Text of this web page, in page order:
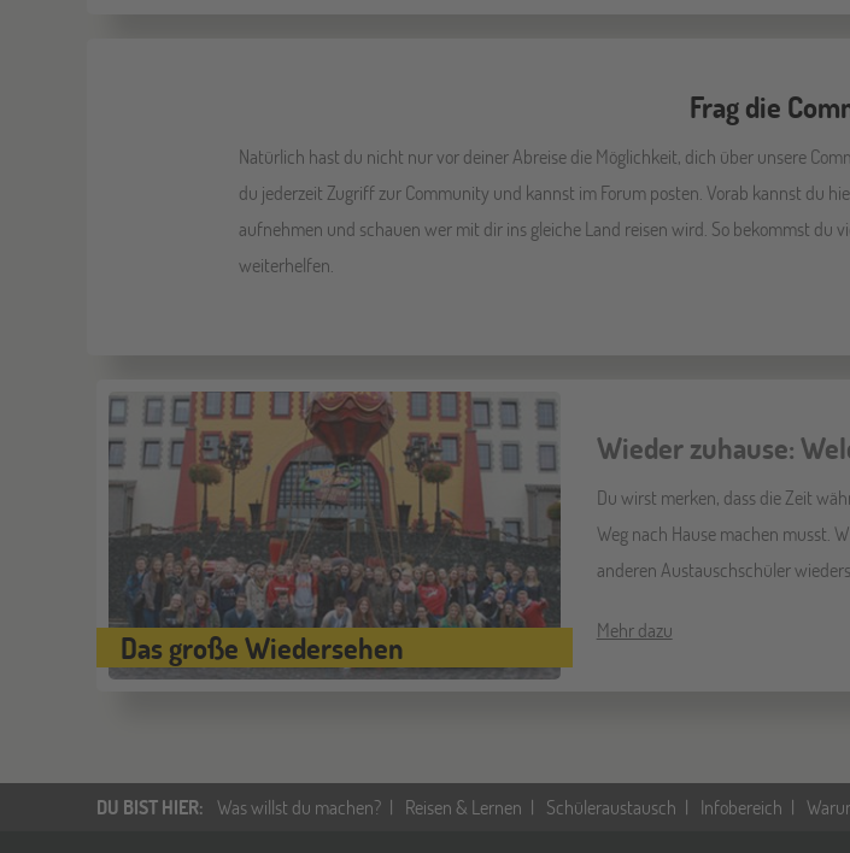
Frag die
Natürlich hast du nicht nur vor deiner Abreise die Möglichkeit, dich über unsere
du jederzeit Zugriff zur Community und kannst im Forum posten. Vorab kannst du
aufnehmen und schauen wer mit dir ins gleiche Land reisen wird. So bekommst du
weiterhelfen.
Das große Wiedersehen
Wieder zuhause:
Du wirst merken, dass die Zeit
Weg nach Hause machen musst.
anderen Austauschschüler
Mehr dazu
DU BIST HIER: Was willst du machen? Reisen & Lernen Schüleraustausch Infobereich